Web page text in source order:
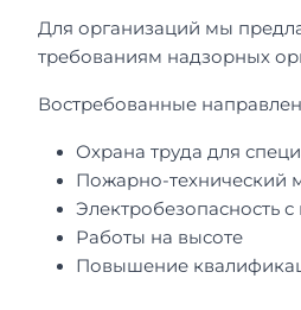
Для организаций мы
требованиям надзорных
Востребованные
Охрана труда для
Пожарно-технический
Электробезопасность
Работы на высоте
Повышение